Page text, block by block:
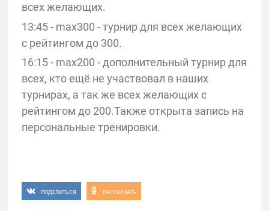
всех желающих.
13:45 - max300 - турнир для всех желающих
с рейтингом до 300.
16:15 - max200 - дополнительный турнир для
всех, кто ещё не участвовал в наших
турнирах, а так же всех желающих с
рейтингом до 200.Также открыта запись на
персональные тренировки.
ПОДЕЛИТЬСЯ РАССКАЗАТЬ